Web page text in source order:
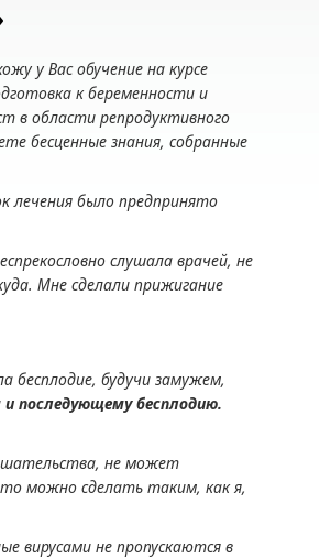
у Вас обучение на курсе
к беременности и
в области репродуктивного
бесценные знания, собранные
лечения было предпринято
слушала врачей, не
Мне сделали прижигание
бесплодие, будучи замужем,
последующему бесплодию.
не может
можно сделать таким, как я,
вирусами не пропускаются в